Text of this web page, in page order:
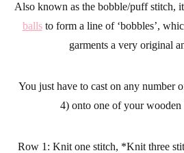
Also known as the bobble/puff stitch,
ballsto form a line of ‘bobbles’,
garments a very original
You just have to cast on any number
4) onto one of your wooden
Row 1: Knit one stitch, *Knit three